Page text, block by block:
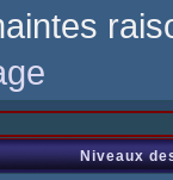
Niveaux